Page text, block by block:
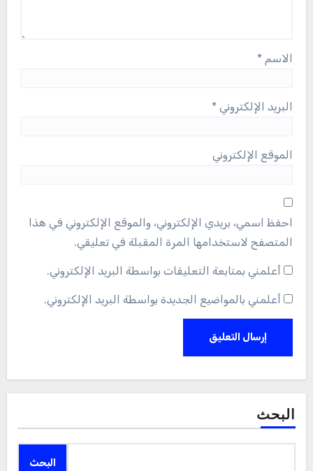
الاسم *
البريد الإلكتروني *
الموقع الإلكتروني
احفظ اسمي، بريدي الإلكتروني، والموقع الإلكتروني في هذا
المتصفح لاستخدامها المرة المقبلة في تعليقي.
أعلمني بمتابعة التعليقات بواسطة البريد الإلكتروني.
أعلمني بالمواضيع الجديدة بواسطة البريد الإلكتروني.
البحث
البحث